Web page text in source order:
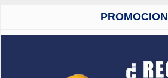
PROMOCION